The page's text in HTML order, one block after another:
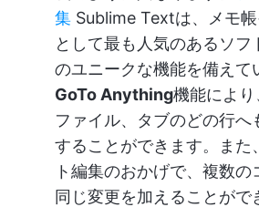
集 Sublime Textは、メモ
として最も人気のあるソフ
のユニークな機能を備えて
GoTo Anything機能により
ファイル、タブのどの行へ
することができます。また
ト編集のおかげで、複数の
同じ変更を加えることがで